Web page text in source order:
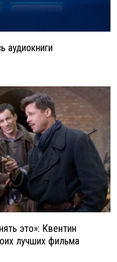
аудиокниги
это»: Квентин
лучших фильма